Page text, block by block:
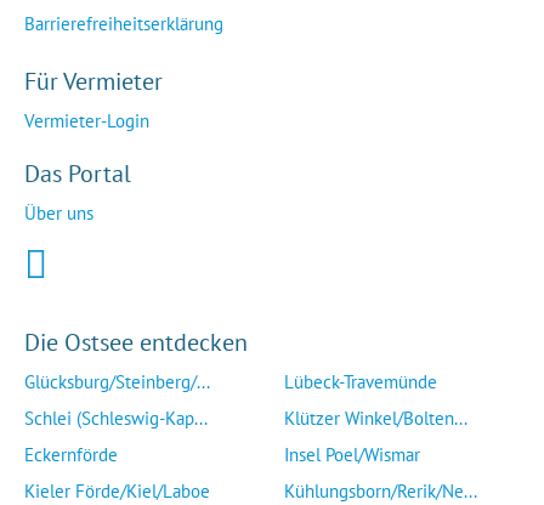
Barrierefreiheitserklärung
Für Vermieter
Vermieter-Login
Das Portal
Über uns
Die Ostsee entdecken
Glücksburg/Steinberg/...
Schlei (Schleswig-Kap...
Eckernförde
Kieler Förde/Kiel/Laboe
Lübeck-Travemünde
Klützer Winkel/Bolten...
Insel Poel/Wismar
Kühlungsborn/Rerik/Ne...